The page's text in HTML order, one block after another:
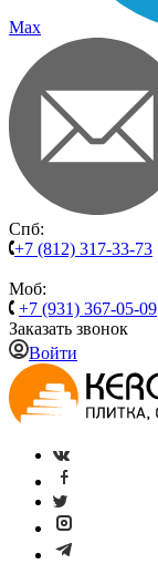
Max
Спб:
+7 (812) 317-33-73
Моб:
+7 (931) 367-05-09
Заказать звонок
Войти